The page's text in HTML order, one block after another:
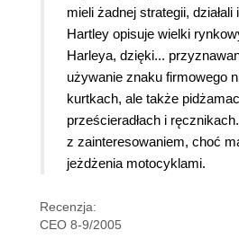
mieli żadnej strategii, działali
Hartley opisuje wielki
Harleya, dzięki...
używanie znaku firmowego
kurtkach, ale także
prześcieradłach i
z zainteresowaniem, choć
jeżdżenia motocyklami.
Recenzja:
CEO 8-9/2005